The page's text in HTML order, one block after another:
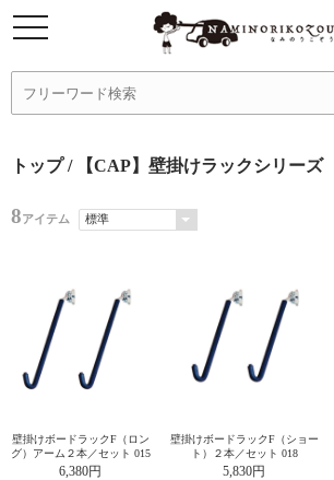
トップ/ 【CAP】壁掛けラックシリーズ
8アイテム
壁掛けボードラックF（ロン
グ）アーム２本／セット 015
6,380円
壁掛けボードラックF（ショー
ト）２本／セット 018
5,830円